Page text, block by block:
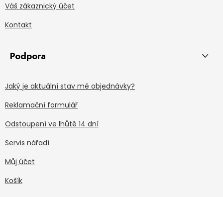
Váš zákaznický účet
Kontakt
Podpora
Jaký je aktuální stav mé objednávky?
Reklamační formulář
Odstoupení ve lhůtě 14 dní
Servis nářadí
Můj účet
Košík